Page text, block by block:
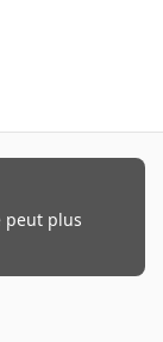
peut plus